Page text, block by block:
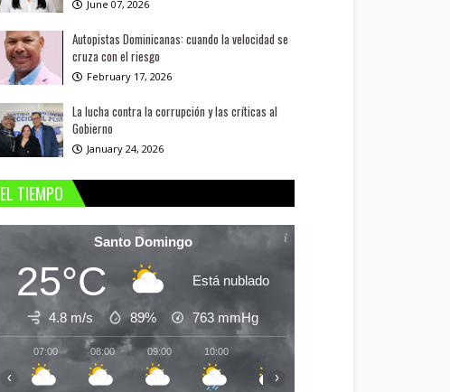
June 07, 2026
Autopistas Dominicanas: cuando la velocidad se
cruza con el riesgo
February 17, 2026
La lucha contra la corrupción y las críticas al
Gobierno
January 24, 2026
EL TIEMPO
Santo Domingo
25°C Está nublado
4.8 m/s 89% 763 mmHg
07:00 08:00 09:00 10:00
‹ ›